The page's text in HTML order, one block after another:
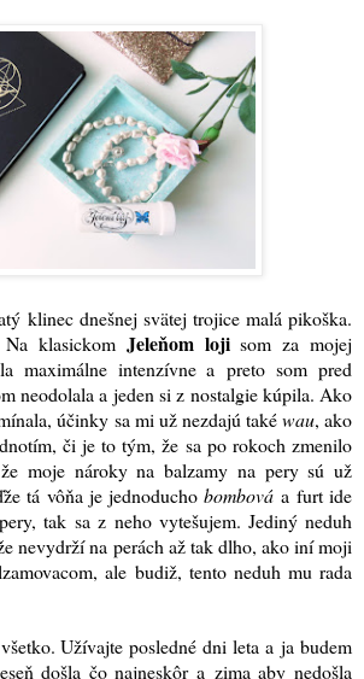
klinec dnešnej svätej trojice malá pikoška.
klasickom Jeleňom lojisom za mojej
maximálne intenzívne a preto som pred
neodolala a jeden si z nostalgie kúpila. Ako
účinky sa mi už nezdajú takéwau, ako
či je to tým, že sa po rokoch zmenilo
moje nároky na balzamy na pery sú už
tá vôňa je jednoduchobombová a furt ide
tak sa z neho vytešujem. Jediný neduh
nevydrží na perách až tak dlho, ako iní moji
ale budiž, tento neduh mu rada
Užívajte posledné dni leta a ja budem
došla čo najneskôr a zima aby nedošla